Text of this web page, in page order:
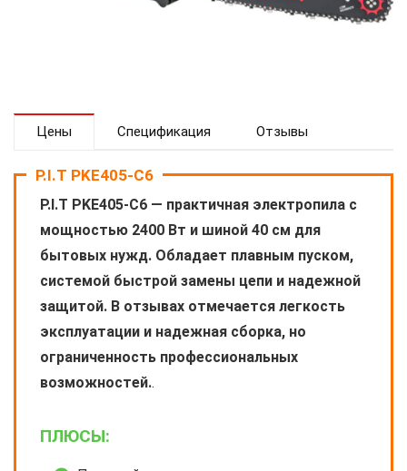
Цены Спецификация Отзывы
P.I.T PKE405-С6
P.I.T PKE405-С6 — практичная электропила с
мощностью 2400 Вт и шиной 40 см для
бытовых нужд. Обладает плавным пуском,
системой быстрой замены цепи и надежной
защитой. В отзывах отмечается легкость
эксплуатации и надежная сборка, но
ограниченность профессиональных
возможностей..
ПЛЮСЫ: